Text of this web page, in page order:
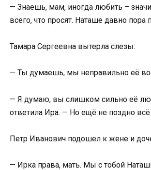
— Знаешь, мам, иногда любить –
всего, что просят. Наташе давно пора
Тамара Сергеевна вытерла слезы:
— Ты думаешь, мы неправильно её
— Я думаю, вы слишком сильно её
ответила Ира. — Но ещё не поздно всё
Петр Иванович подошел к жене и
— Ирка права, мать. Мы с тобой